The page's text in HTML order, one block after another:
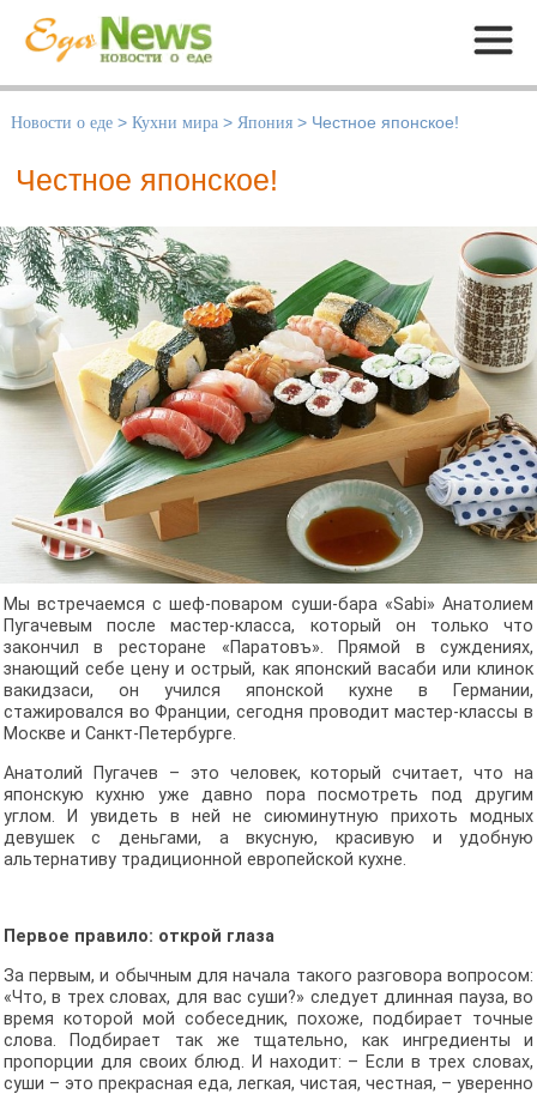
Меню
Новости о еде > Кухни мира > Япония > Честное японское!
Честное японское!
Мы встречаемся с шеф-поваром суши-бара «Sabi» Анатолием
Пугачевым после мастер-класса, который он только что
закончил в ресторане «Паратовъ». Прямой в суждениях,
знающий себе цену и острый, как японский васаби или клинок
вакидзаси, он учился японской кухне в Германии,
стажировался во Франции, сегодня проводит мастер-классы в
Москве и Санкт-Петербурге.
Анатолий Пугачев – это человек, который считает, что на
японскую кухню уже давно пора посмотреть под другим
углом. И увидеть в ней не сиюминутную прихоть модных
девушек с деньгами, а вкусную, красивую и удобную
альтернативу традиционной европейской кухне.
Первое правило: открой глаза
За первым, и обычным для начала такого разговора вопросом:
«Что, в трех словах, для вас суши?» следует длинная пауза, во
время которой мой собеседник, похоже, подбирает точные
слова. Подбирает так же тщательно, как ингредиенты и
пропорции для своих блюд. И находит: – Если в трех словах,
суши – это прекрасная еда, легкая, чистая, честная, – уверенно